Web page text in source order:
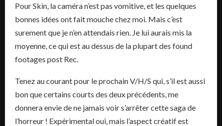
Pour Skin, la caméra n’est pas vomitive, et les quelques
bonnes idées ont fait mouche chez moi. Mais c’est
surement que je n’en attendais rien. Je lui aurais mis la
moyenne, ce qui est au dessus de la plupart des found
footages post Rec.
Tenez au courant pour le prochain V/H/S qui, s’il est aussi
bon que certains courts des deux précédents, me
donnera envie de ne jamais voir s’arrêter cette saga de
l’horreur ! Expérimental oui, mais l’aspect créatif est